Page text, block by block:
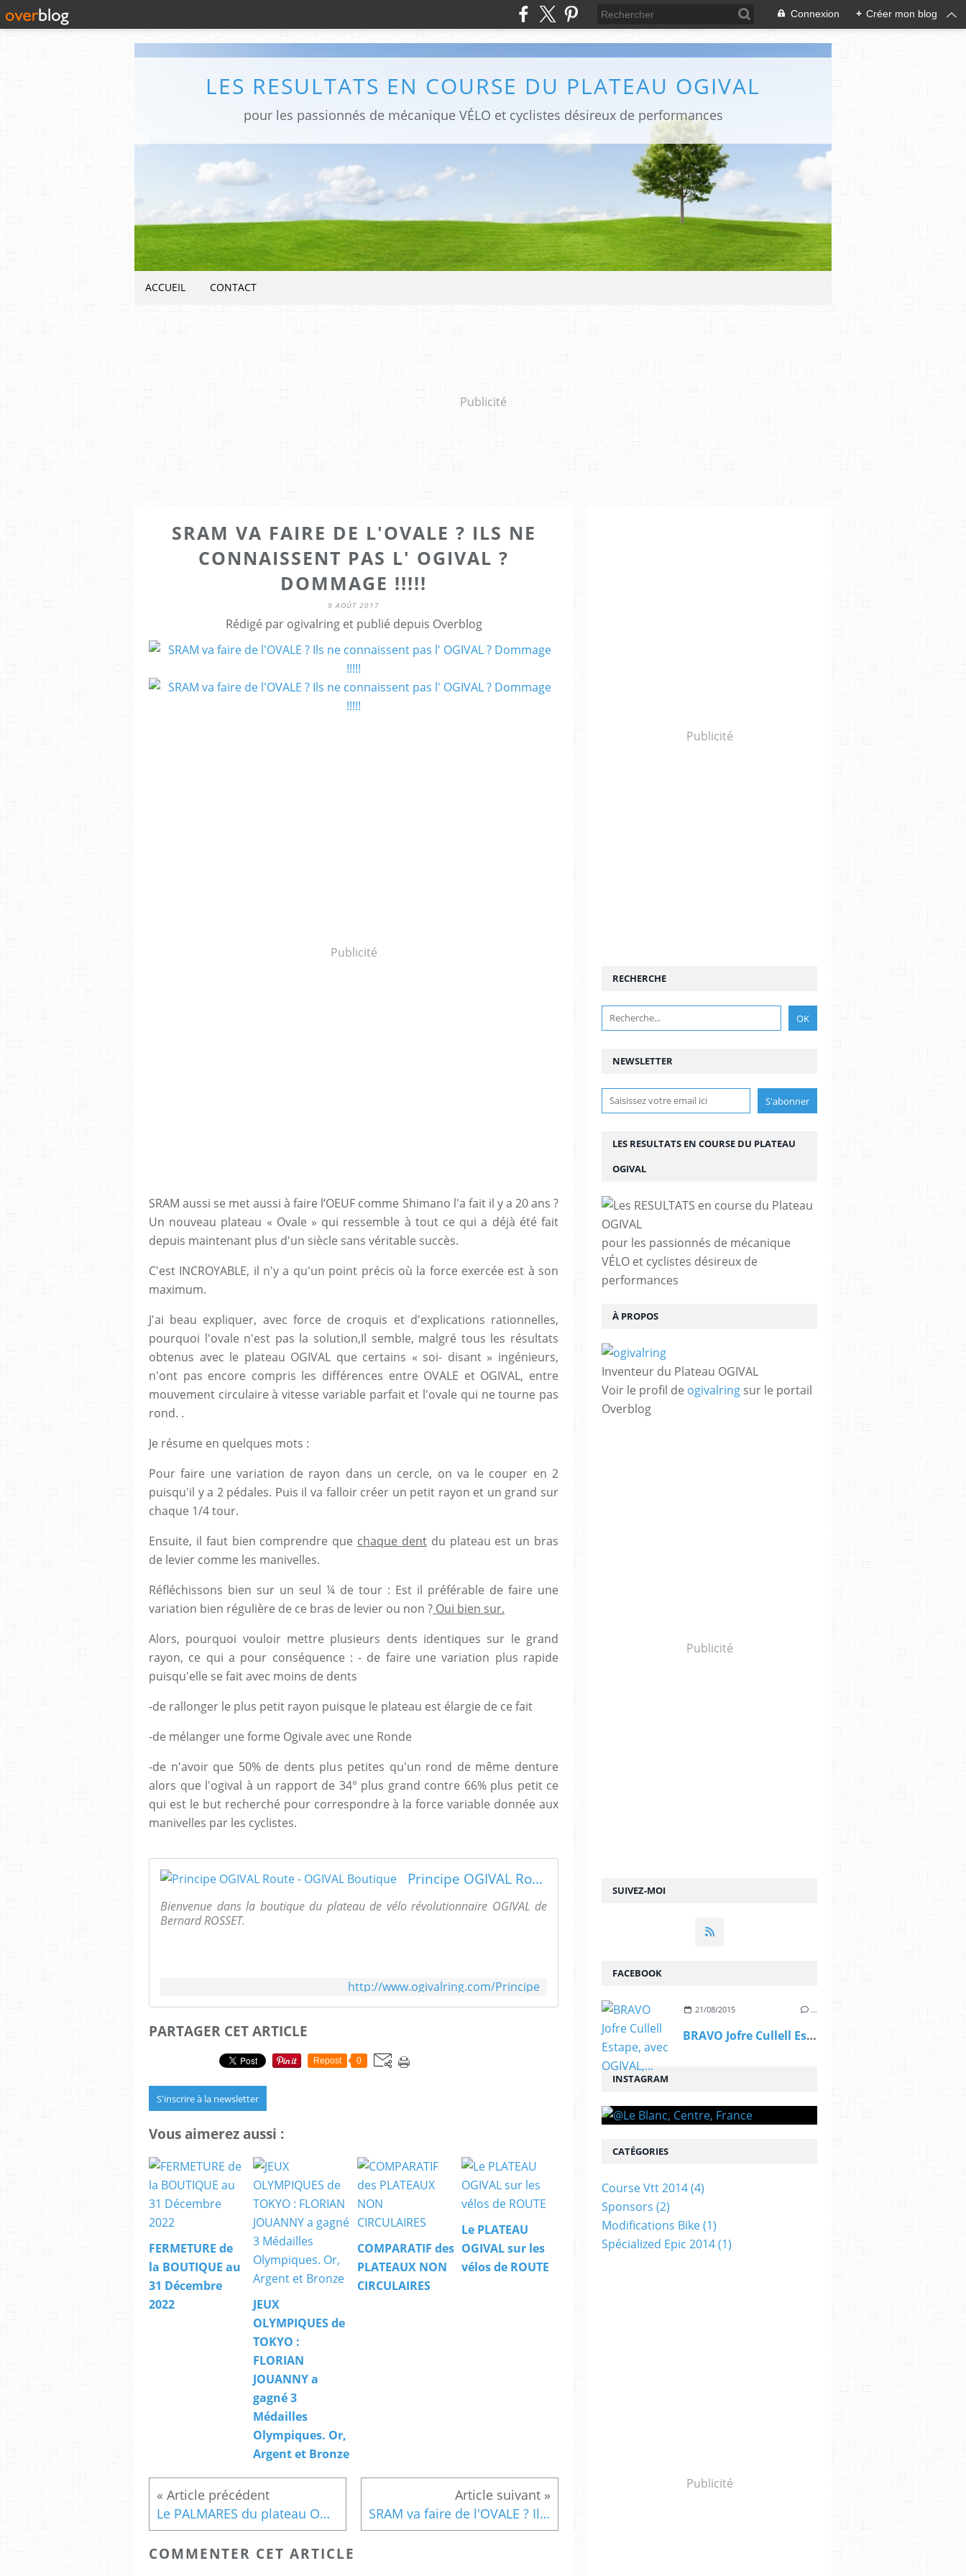
Connexion + Créer mon blog
LES RESULTATS EN COURSE DU PLATEAU OGIVAL
pour les passionnés de mécanique VÉLO et cyclistes désireux de performances
ACCUEIL CONTACT
Publicité
SRAM VA FAIRE DE L'OVALE ? ILS NE
CONNAISSENT PAS L' OGIVAL ?
DOMMAGE !!!!!
9 AOÛT 2017
Rédigé par ogivalring et publié depuis Overblog
Publicité
SRAM aussi se met aussi à faire l’OEUF comme Shimano l'a fait il y a 20 ans ?
Un nouveau plateau « Ovale » qui ressemble à tout ce qui a déjà été fait
depuis maintenant plus d'un siècle sans véritable succès.
C'est INCROYABLE, il n'y a qu'un point précis où la force exercée est à son
maximum.
J'ai beau expliquer, avec force de croquis et d'explications rationnelles,
pourquoi l'ovale n'est pas la solution,Il semble, malgré tous les résultats
obtenus avec le plateau OGIVAL que certains « soi- disant » ingénieurs,
n'ont pas encore compris les différences entre OVALE et OGIVAL, entre
mouvement circulaire à vitesse variable parfait et l'ovale qui ne tourne pas
rond. .
Je résume en quelques mots :
Pour faire une variation de rayon dans un cercle, on va le couper en 2
puisqu'il y a 2 pédales. Puis il va falloir créer un petit rayon et un grand sur
chaque 1/4 tour.
Ensuite, il faut bien comprendre que chaque dentdu plateau est un bras
de levier comme les manivelles.
Réfléchissons bien sur un seul ¼ de tour : Est il préférable de faire une
variation bien régulière de ce bras de levier ou non ? Oui bien sur.
Alors, pourquoi vouloir mettre plusieurs dents identiques sur le grand
rayon, ce qui a pour conséquence : - de faire une variation plus rapide
puisqu'elle se fait avec moins de dents
-de rallonger le plus petit rayon puisque le plateau est élargie de ce fait
-de mélanger une forme Ogivale avec une Ronde
-de n'avoir que 50% de dents plus petites qu'un rond de même denture
alors que l'ogival à un rapport de 34° plus grand contre 66% plus petit ce
qui est le but recherché pour correspondre à la force variable donnée aux
manivelles par les cyclistes.
Principe OGIVAL Route - OGIVAL Boutique
Bienvenue dans la boutique du plateau de vélo révolutionnaire OGIVAL de
Bernard ROSSET.
http://www.ogivalring.com/Principe
PARTAGER CET ARTICLE
Repost 0
S'inscrire à la newsletter
Vous aimerez aussi :
FERMETURE de
la BOUTIQUE au
31 Décembre
2022
JEUX
OLYMPIQUES de
TOKYO :
FLORIAN
JOUANNY a
gagné 3
Médailles
Olympiques. Or,
Argent et Bronze
COMPARATIF des
PLATEAUX NON
CIRCULAIRES
Le PLATEAU
OGIVAL sur les
vélos de ROUTE
Le PALMARES du plateau OGIVAL devient IMPRESSIONNANT d'année en année SRAM va faire de l'OVALE ? Ils ne connaissent pas...
COMMENTER CET ARTICLE
Publicité
NEWSLETTER
SUIVEZ-MOI
RECHERCHE
LES RESULTATS EN COURSE DU PLATEAU
OGIVAL
pour les passionnés de mécanique
VÉLO et cyclistes désireux de
performances
À PROPOS
Inventeur du Plateau OGIVAL
Voir le profil de ogivalring sur le portail
Overblog
Publicité
FACEBOOK
21/08/2015 …
BRAVO Jofre Cullell Estape, avec OGIVAL,...
INSTAGRAM
CATÉGORIES
Course Vtt 2014(4)
Sponsors (2)
Modifications Bike(1)
Spécialized Epic 2014(1)
Publicité